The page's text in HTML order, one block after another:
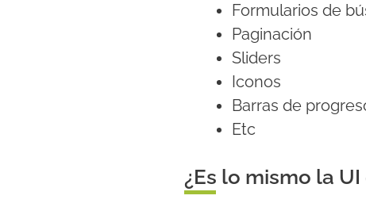
Formularios de
Paginación
Sliders
Iconos
Barras de
Etc
¿Es lo mismo la